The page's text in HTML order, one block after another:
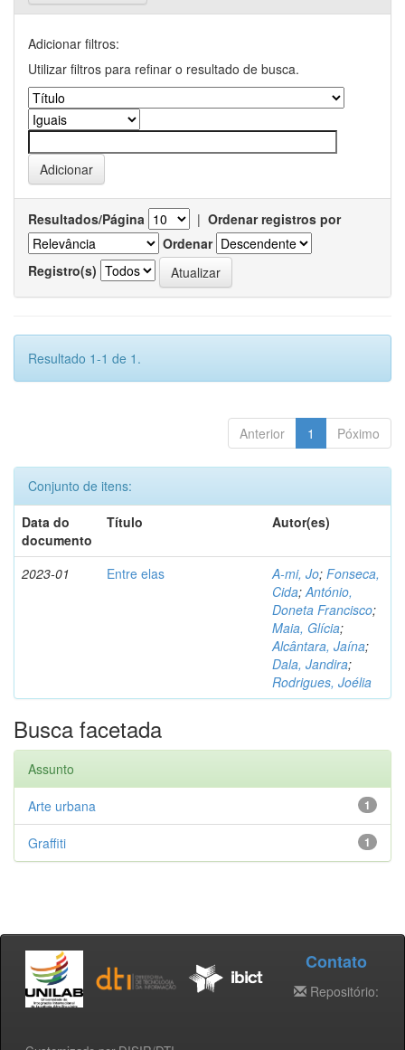
Adicionar filtros:
Utilizar filtros para refinar o resultado de busca.
Resultados/Página | Ordenar registros por
Ordenar
Registro(s)
Resultado 1-1 de 1.
Anterior 1 Póximo
Conjunto de itens:
Data do
documento
Título Autor(es)
2023-01 Entre elas A-mi, Jo; Fonseca,
Cida;António,
Doneta Francisco;
Maia, Glícia;
Alcântara, Jaína;
Dala, Jandira;
Rodrigues, Joélia
Busca facetada
Assunto
1
Arte urbana
1
Graffiti
Contato
Repositório: